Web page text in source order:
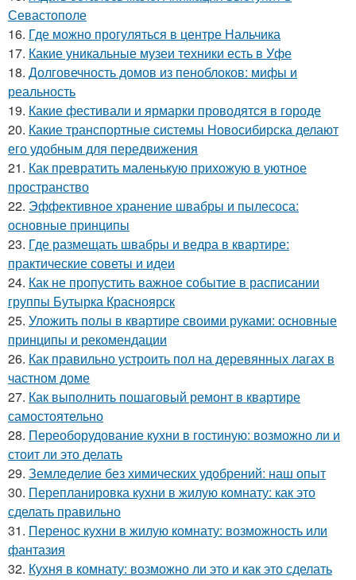
Севастополе
16. Где можно прогуляться в центре Нальчика
17. Какие уникальные музеи техники есть в Уфе
18. Долговечность домов из пеноблоков: мифы и
реальность
19. Какие фестивали и ярмарки проводятся в городе
20. Какие транспортные системы Новосибирска делают
его удобным для передвижения
21. Как превратить маленькую прихожую в уютное
пространство
22. Эффективное хранение швабры и пылесоса:
основные принципы
23. Где размещать швабры и ведра в квартире:
практические советы и идеи
24. Как не пропустить важное событие в расписании
группы Бутырка Красноярск
25. Уложить полы в квартире своими руками: основные
принципы и рекомендации
26. Как правильно устроить пол на деревянных лагах в
частном доме
27. Как выполнить пошаговый ремонт в квартире
самостоятельно
28. Переоборудование кухни в гостиную: возможно ли и
стоит ли это делать
29. Земледелие без химических удобрений: наш опыт
30. Перепланировка кухни в жилую комнату: как это
сделать правильно
31. Перенос кухни в жилую комнату: возможность или
фантазия
32. Кухня в комнату: возможно ли это и как это сделать